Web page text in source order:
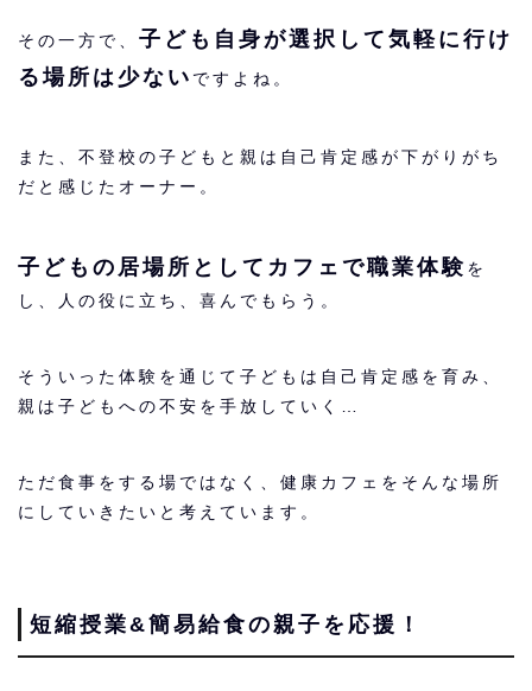
その一方で、 子ども自身が選択して気軽に行け
る場所は少ない ですよね。
また、不登校の子どもと親は自己肯定感が下がりがち
だと感じたオーナー。
子どもの居場所としてカフェで職業体験 を
し、人の役に立ち、喜んでもらう。
そういった体験を通じて子どもは自己肯定感を育み、
親は子どもへの不安を手放していく…
ただ食事をする場ではなく、健康カフェをそんな場所
にしていきたいと考えています。
短縮授業&簡易給食の親子を応援！